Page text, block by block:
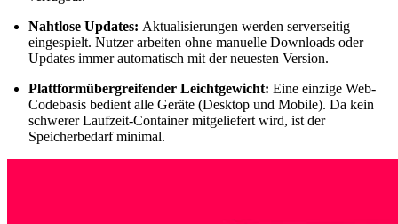
Nahtlose Updates: Aktualisierungen werden serverseitig
eingespielt. Nutzer arbeiten ohne manuelle Downloads oder
Updates immer automatisch mit der neuesten Version.
Plattformübergreifender Leichtgewicht: Eine einzige Web-
Codebasis bedient alle Geräte (Desktop und Mobile). Da kein
schwerer Laufzeit-Container mitgeliefert wird, ist der
Speicherbedarf minimal.